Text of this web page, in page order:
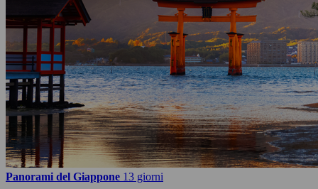
Panorami del Giappone 13 giorni